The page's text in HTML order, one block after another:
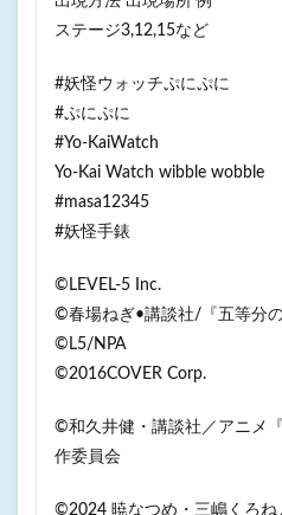
ステージ3,12,15など
#妖怪ウォッチぷにぷに
#ぷにぷに
#Yo-KaiWatch
Yo-Kai Watch wibble wobble
#masa12345
#妖怪手錶
©LEVEL-5 Inc.
©春場ねぎ•講談社/『五等分
©L5/NPA
©2016COVER Corp.
©和久井健・講談社／アニメ
作委員会
©2024 暁なつめ・三嶋くろ